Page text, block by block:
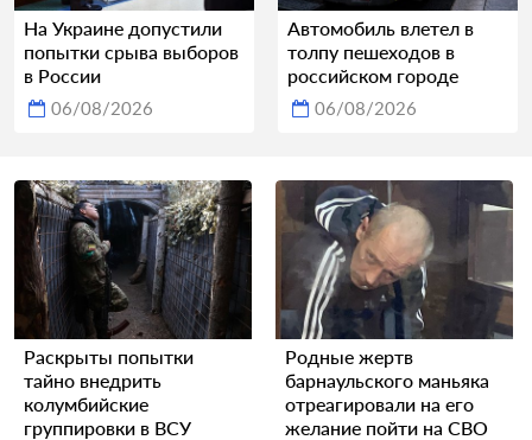
На Украине допустили
попытки срыва выборов
в России
06/08/2026
Автомобиль влетел в
толпу пешеходов в
российском городе
06/08/2026
Раскрыты попытки
тайно внедрить
колумбийские
группировки в ВСУ
Родные жертв
барнаульского маньяка
отреагировали на его
желание пойти на СВО